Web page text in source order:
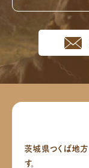
茨城県つくば地方
す。